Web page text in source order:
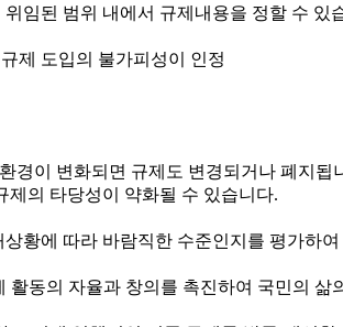
임된 범위 내에서 규제내용을 정할 수 있
제 도입의 불가피성이 인정
경이 변화되면 규제도 변경되거나 폐지됩
제의 타당성이 약화될 수 있습니다.
황에 따라 바람직한 수준인지를 평가하
동의 자율과 창의를 촉진하여 국민의